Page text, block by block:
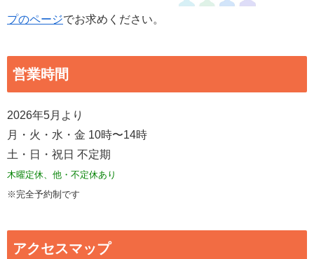
プのページでお求めください。
営業時間
2026年5月より
月・火・水・金 10時〜14時
土・日・祝日 不定期
木曜定休、他・不定休あり
※完全予約制です
アクセスマップ